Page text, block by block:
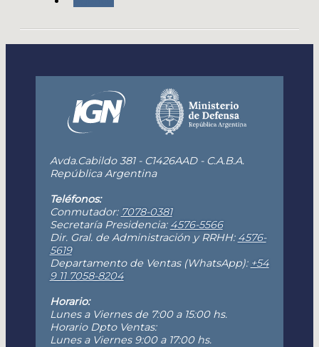
Avda.Cabildo 381 - C1426AAD - C.A.B.A.
República Argentina
Teléfonos:
Conmutador: 7078-0381
Secretaría Presidencia: 4576-5566
Dir. Gral. de Administración y RRHH: 4576-
5619
Departamento de Ventas (WhatsApp): +54
9 11 7058-8204
Horario:
Lunes a Viernes de 7:00 a 15:00 hs.
Horario Dpto Ventas:
Lunes a Viernes 9:00 a 17:00 hs.